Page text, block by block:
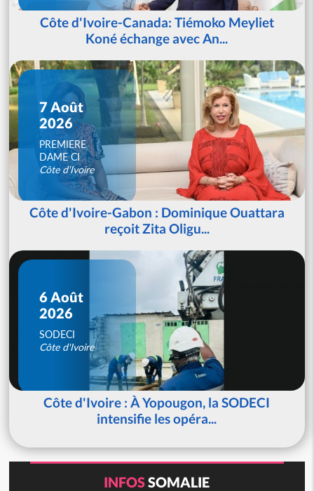
Côte d'Ivoire-Canada: Tiémoko Meyliet
Koné échange avec An...
7 Août
2026
PREMIERE
DAME CI
Côte d'Ivoire
Côte d'Ivoire-Gabon : Dominique Ouattara
reçoit Zita Oligu...
6 Août
2026
SODECI
Côte d'Ivoire
Côte d'Ivoire : À Yopougon, la SODECI
intensifie les opéra...
INFOSSOMALIE